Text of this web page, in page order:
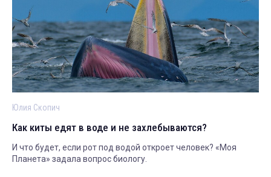
Юлия Скопич
Как киты едят в воде и не захлебываются?
И что будет, если рот под водой откроет человек? «Моя
Планета» задала вопрос биологу.